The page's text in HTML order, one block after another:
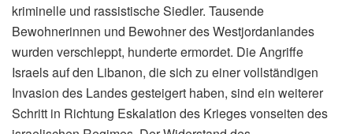
kriminelle und rassistische Siedler. Tausende
Bewohnerinnen und Bewohner des Westjordanlandes
wurden verschleppt, hunderte ermordet. Die Angriffe
Israels auf den Libanon, die sich zu einer vollständigen
Invasion des Landes gesteigert haben, sind ein weiterer
Schritt in Richtung Eskalation des Krieges vonseiten des